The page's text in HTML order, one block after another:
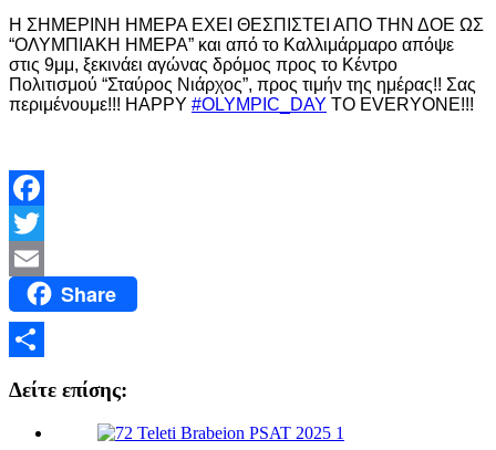
Η ΣΗΜΕΡΙΝΗ ΗΜΕΡΑ ΕΧΕΙ ΘΕΣΠΙΣΤΕΙ ΑΠΟ ΤΗΝ ΔΟΕ ΩΣ
“ΟΛΥΜΠΙΑΚΗ ΗΜΕΡΑ” και από το Καλλιμάρμαρο απόψε
στις 9μμ, ξεκινάει αγώνας δρόμος προς το Κέντρο
Πολιτισμού “Σταύρος Νιάρχος”, προς τιμήν της ημέρας!! Σας
περιμένουμε!!! ΗΑPPY #OLYMPIC_DAY TO EVERYONE!!!
Facebook
Twitter
Email Share
Δείτε επίσης: